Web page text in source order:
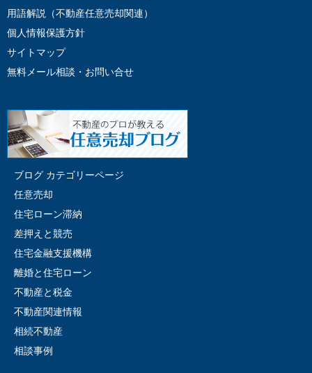
用語解説（不動産任意売却関連）
個人情報保護方針
サイトマップ
無料メール相談・お問い合せ
ブログ カテゴリーページ
任意売却
住宅ローン滞納
差押えと競売
住宅金融支援機構
離婚と住宅ローン
不動産と税金
不動産関連情報
相続不動産
相談事例